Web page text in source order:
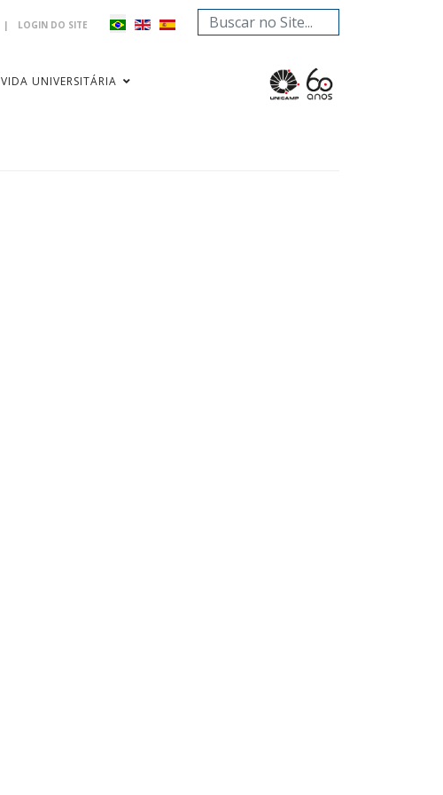
| LOGIN DO SITE Pesquisar...
VIDA UNIVERSITÁRIA